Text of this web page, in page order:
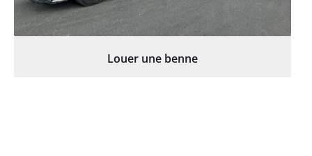
Louer une benne